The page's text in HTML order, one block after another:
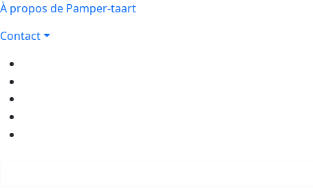
À propos de Pamper-taart
Contact